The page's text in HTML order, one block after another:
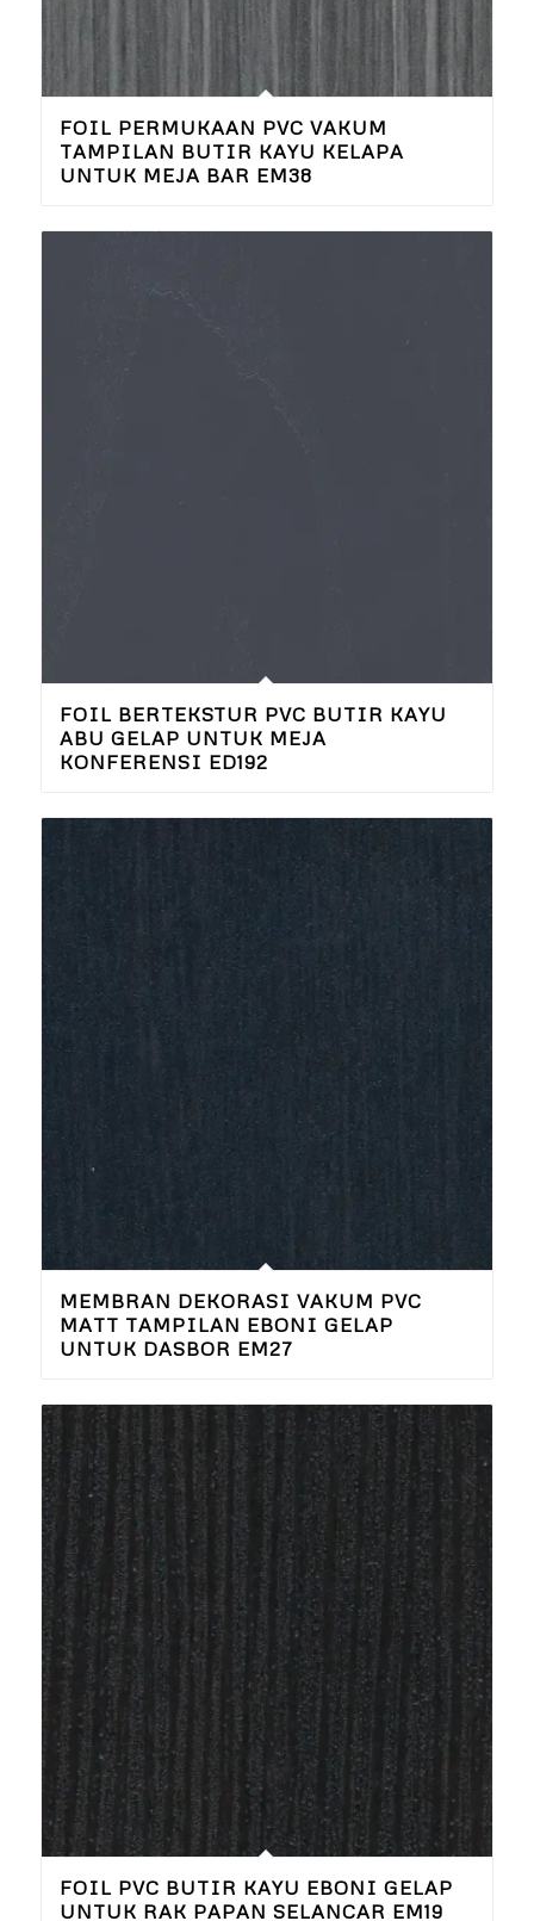
FOIL PERMUKAAN PVC VAKUM
TAMPILAN BUTIR KAYU KELAPA
UNTUK MEJA BAR EM38
FOIL BERTEKSTUR PVC BUTIR KAYU
ABU GELAP UNTUK MEJA
KONFERENSI ED192
MEMBRAN DEKORASI VAKUM PVC
MATT TAMPILAN EBONI GELAP
UNTUK DASBOR EM27
FOIL PVC BUTIR KAYU EBONI GELAP
UNTUK RAK PAPAN SELANCAR EM19